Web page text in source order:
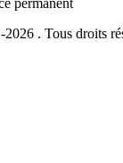
. Tous droits